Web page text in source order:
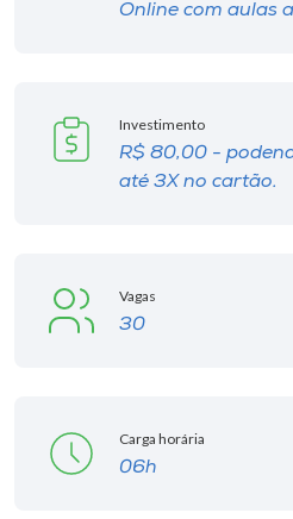
Online com aulas
Investimento
R$ 80,00 -
até 3X no cartão.
Vagas
30
Carga horária
06h